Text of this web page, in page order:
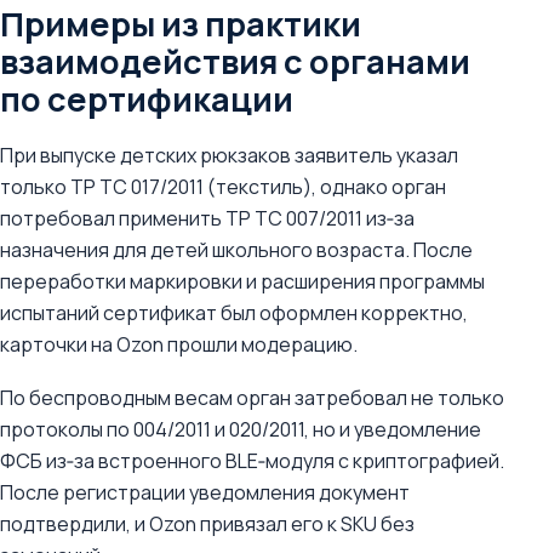
Примеры из практики
взаимодействия с органами
по сертификации
При выпуске детских рюкзаков заявитель указал
только ТР ТС 017/2011 (текстиль), однако орган
потребовал применить ТР ТС 007/2011 из‑за
назначения для детей школьного возраста. После
переработки маркировки и расширения программы
испытаний сертификат был оформлен корректно,
карточки на Ozon прошли модерацию.
По беспроводным весам орган затребовал не только
протоколы по 004/2011 и 020/2011, но и уведомление
ФСБ из‑за встроенного BLE‑модуля с криптографией.
После регистрации уведомления документ
подтвердили, и Ozon привязал его к SKU без